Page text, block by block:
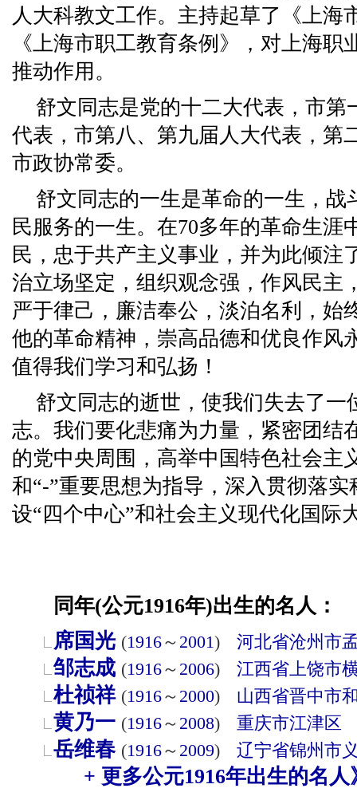
人大科教文工作。主持起草了《上海
《上海市职工教育条例》，对上海
推动作用。
舒文同志是党的十二大代表，市第
代表，市第八、第九届人大代表，第
市政协常委。
舒文同志的一生是革命的一生，战
民服务的一生。在70多年的革命生涯
民，忠于共产主义事业，并为此倾注
治立场坚定，组织观念强，作风民主
严于律己，廉洁奉公，淡泊名利，始
他的革命精神，崇高品德和优良作风
值得我们学习和弘扬！
舒文同志的逝世，使我们失去了一
志。我们要化悲痛为力量，紧密团结
的党中央周围，高举中国特色社会主
和“-”重要思想为指导，深入贯彻落
设“四个中心”和社会主义现代化国际
同年(公元1916年)出生的名人：
席国光 (1916～ 2001) 河北省沧州市
邹志成 (1916～ 2006) 江西省上饶市
杜祯祥 (1916～ 2000) 山西省晋中市
黄乃一 (1916～ 2008) 重庆市江津区
岳维春 (1916～ 2009) 辽宁省锦州市
+ 更多公元1916年出生的名人